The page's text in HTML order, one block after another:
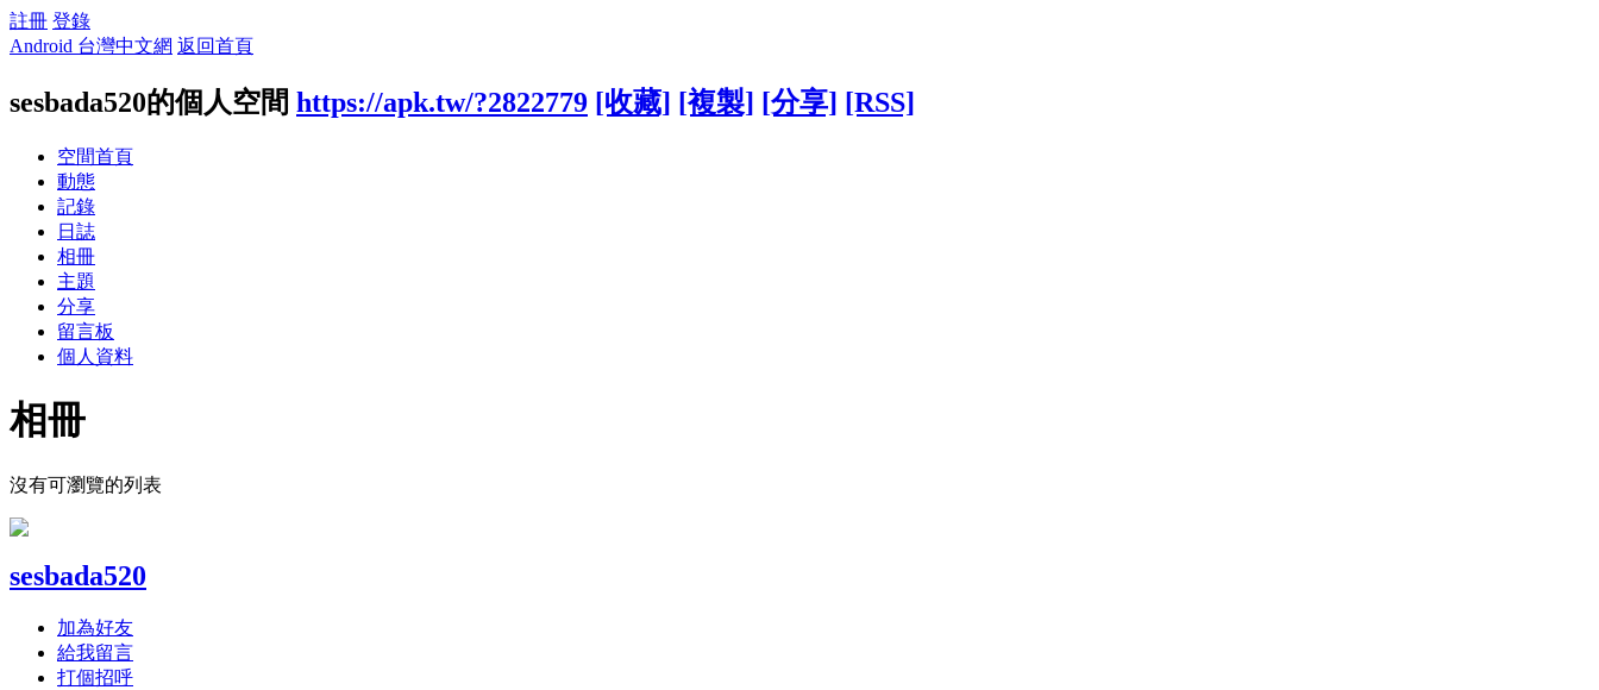
註冊 登錄
Android 台灣中文網 返回首頁
sesbada520的個人空間 https://apk.tw/?2822779 [收藏] [複製] [分享] [RSS]
空間首頁
動態
記錄
日誌
相冊
主題
分享
留言板
個人資料
相冊
沒有可瀏覽的列表
sesbada520
加為好友
給我留言
打個招呼